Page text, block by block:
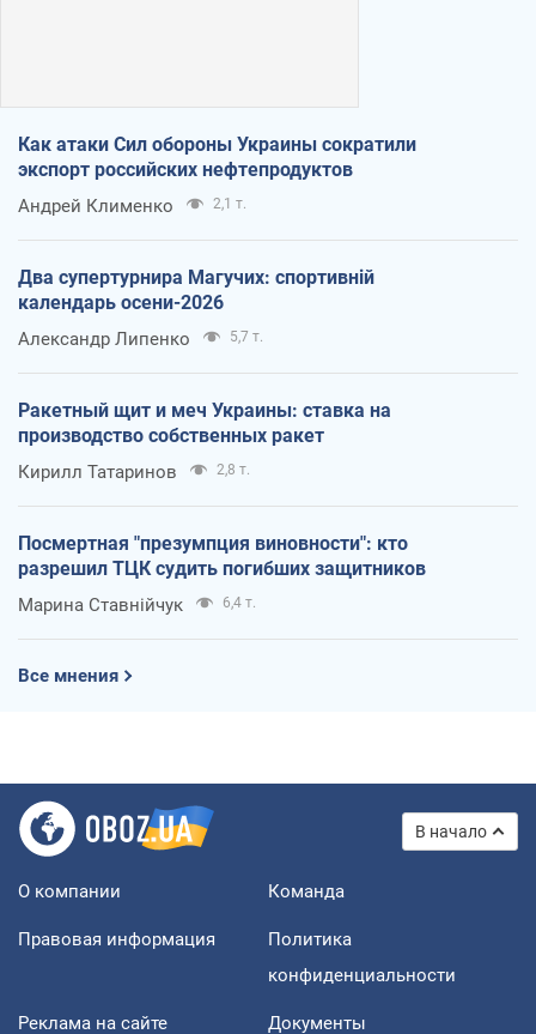
Как атаки Сил обороны Украины сократили
экспорт российских нефтепродуктов
Андрей Клименко 2,1 т.
Два супертурнира Магучих: спортивній
календарь осени-2026
Александр Липенко 5,7 т.
Ракетный щит и меч Украины: ставка на
производство собственных ракет
Кирилл Татаринов 2,8 т.
Посмертная "презумпция виновности": кто
разрешил ТЦК судить погибших защитников
Марина Ставнійчук 6,4 т.
Все мнения
В начало
О компании Команда
Правовая информация
Политика
конфиденциальности
Реклама на сайте Документы